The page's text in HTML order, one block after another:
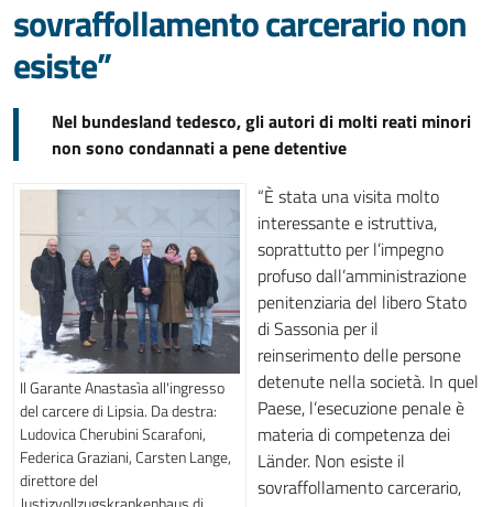
sovraffollamento carcerario non
esiste”
Nel bundesland tedesco, gli autori di molti reati minori
non sono condannati a pene detentive
Il Garante Anastasìa all'ingresso
del carcere di Lipsia. Da destra:
Ludovica Cherubini Scarafoni,
Federica Graziani, Carsten Lange,
direttore del
“È stata una visita molto
interessante e istruttiva,
soprattutto per l’impegno
profuso dall’amministrazione
penitenziaria del libero Stato
di Sassonia per il
reinserimento delle persone
detenute nella società. In quel
Paese, l’esecuzione penale è
materia di competenza dei
Länder. Non esiste il
sovraffollamento carcerario,